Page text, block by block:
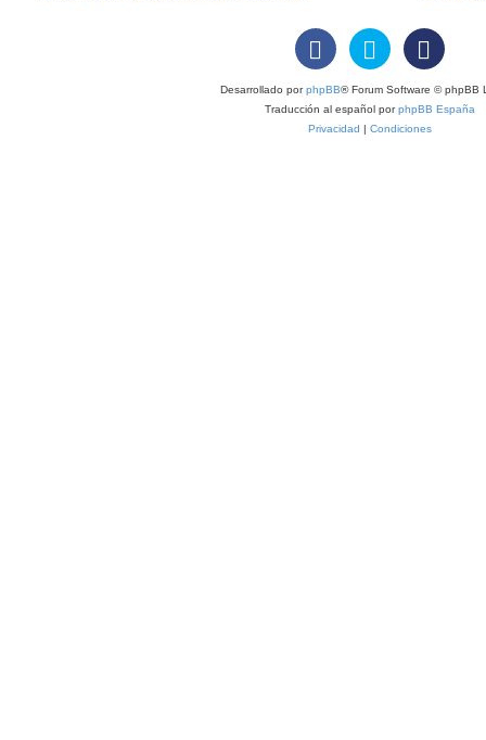
Desarrollado porphpBB® Forum Software © phpBB
Traducción al español porphpBB España
Privacidad | Condiciones